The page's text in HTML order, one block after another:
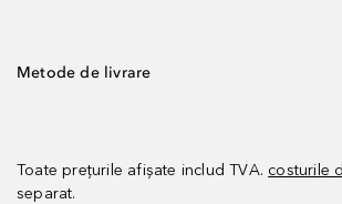
Metode de livrare
Toate prețurile afișate includ TVA. costurile
separat.